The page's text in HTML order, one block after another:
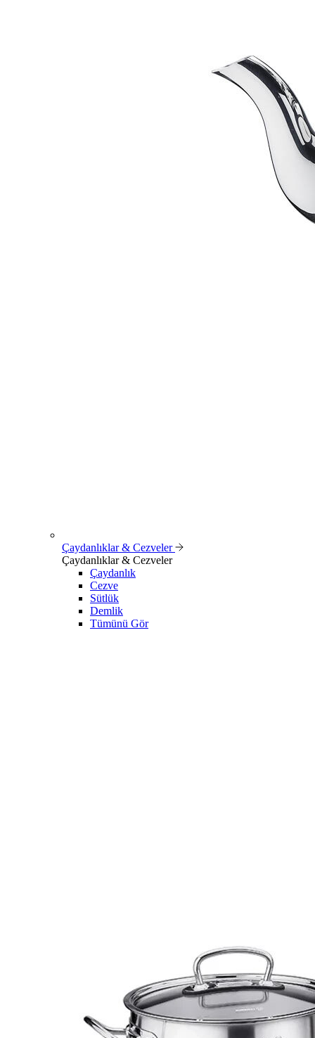
Çaydanlıklar & Cezveler
Çaydanlıklar & Cezveler
Çaydanlık
Cezve
Sütlük
Demlik
Tümünü Gör